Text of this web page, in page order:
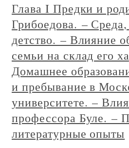
Глава I Предки и
Грибоедова. –
детство. – Влияние
семьи на склад его
Домашнее
и пребывание в
университете. –
профессора Буле. –
литературные опыты